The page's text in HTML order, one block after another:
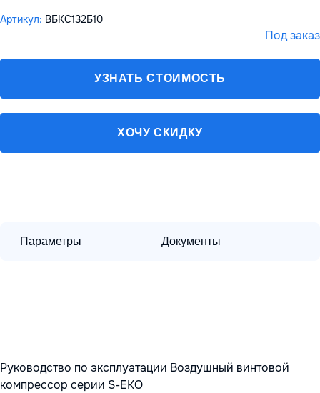
Артикул: ВБКС132Б10
Под заказ
УЗНАТЬ СТОИМОСТЬ
ХОЧУ СКИДКУ
Параметры Документы
Руководство по эксплуатации Воздушный винтовой
компрессор серии S-EKO